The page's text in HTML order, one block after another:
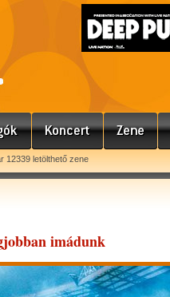
12339 letölthető zene
imádunk